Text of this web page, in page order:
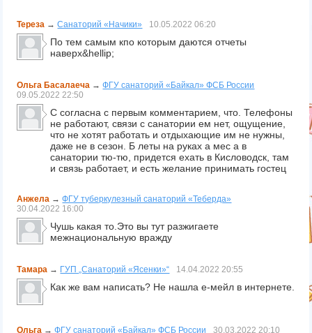
Тереза →Санаторий «Начики» 10.05.2022 06:20
По тем самым кпо которым даются отчеты
наверх&hellip;
Ольга Басалаеча →ФГУ санаторий «Байкал» ФСБ России
09.05.2022 22:50
С согласна с первым комментарием, что. Телефоны
не работают, связи с санатории ем нет, ощущение,
что не хотят работать и отдыхающие им не нужны,
даже не в сезон. Б леты на руках а мес а в
санатории тю-тю, придется ехать в Кисловодск, там
и связь работает, и есть желание принимать гостец
Анжела →ФГУ туберкулезный санаторий «Теберда»
30.04.2022 16:00
Чушь какая то.Это вы тут разжигаете
межнациональную вражду
Тамара → ГУП „Санаторий «Ясенки»“ 14.04.2022 20:55
Как же вам написать? Не нашла е-мейл в интернете.
Ольга →ФГУ санаторий «Байкал» ФСБ России 30.03.2022 20:10